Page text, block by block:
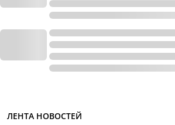
ЛЕНТА НОВОСТЕЙ